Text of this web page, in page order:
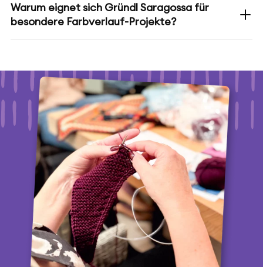
Warum eignet sich Gründl Saragossa für
besondere Farbverlauf-Projekte?